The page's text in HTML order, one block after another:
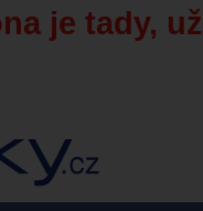
je tady,